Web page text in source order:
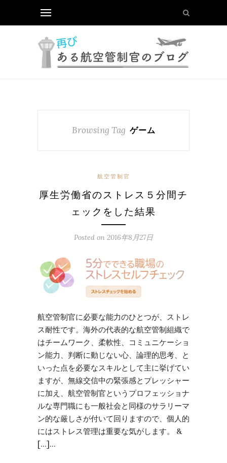
Browsing Tag ゲーム
航空管制官
厚生労働省のストレス５分間チ
ェックをした結果
Posted on 2016年8月27日
航空管制官に必要な能力のひとつが、ストレ
ス耐性です。海外の代表的な航空管制組織で
はチームワーク、柔軟性、コミュニケーショ
ン能力、判断に動じない心、論理的思考、と
いった点を必要なスキルとして主に挙げてい
ますが、無線交信中の緊張感とプレッシャー
に加え、航空管制官というプロフェッショナ
ルな専門職にも一般社会と同様のサラリーマ
ン的な厳しさが付いて回りますので、個人的
にはストレス管理は重要な気がします。 &
[…]…